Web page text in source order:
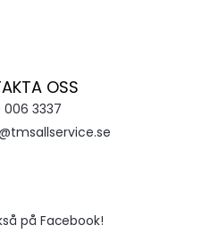
OSS
006 3337
på Facebook!